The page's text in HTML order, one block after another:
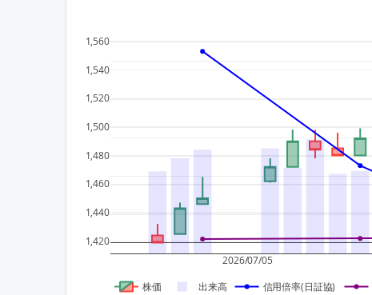
2026/07/05
1,420
1,440
1,460
1,480
1,500
1,520
1,540
1,560
株価 出来高 信用倍率(日証協)